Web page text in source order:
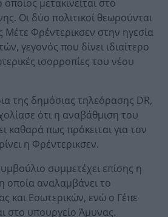
μετακινείται στο
Οι δύο πολιτικοί θεωρούνται
Μέτε Φρέντερικσεν στην ηγεσία
γεγονός που δίνει ιδιαίτερο
ισορροπίες του νέου
της δημόσιας τηλεόρασης DR,
ότι η αναβάθμιση του
καθαρά πως πρόκειται για τον
η Φρέντερικσεν.
συμμετέχει επίσης η
οποία αναλαμβάνει το
και Εσωτερικών, ενώ ο Γέπε
στο υπουργείο Άμυνας.